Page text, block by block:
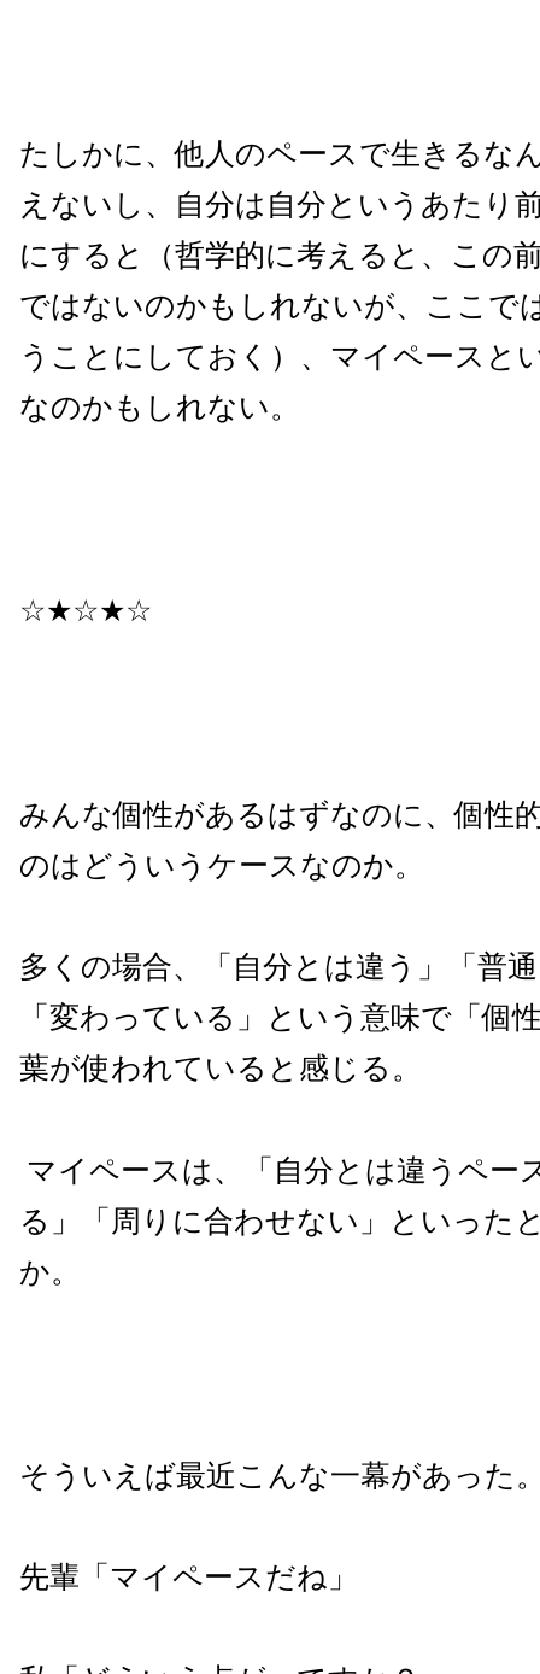
たしかに、他人のペースで生きるな
えないし、自分は自分というあたり
にすると（哲学的に考えると、この
ではないのかもしれないが、ここで
うことにしておく）、マイペースと
なのかもしれない。
☆★☆★☆
みんな個性があるはずなのに、個性
のはどういうケースなのか。
多くの場合、「自分とは違う」「普
「変わっている」という意味で「個
葉が使われていると感じる。
マイペースは、「自分とは違うペー
る」「周りに合わせない」といった
か。
そういえば最近こんな一幕があった
先輩「マイペースだね」